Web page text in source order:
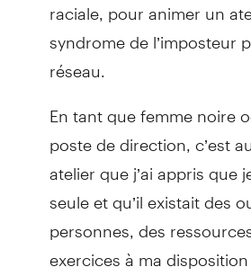
syndrome de l’imposteur
réseau.
En tant que femme noire
poste de direction, c’est
atelier que j’ai appris que
seule et qu’il existait des
personnes, des
exercices à ma